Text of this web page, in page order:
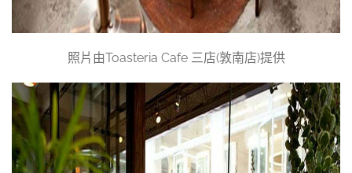
照片由Toasteria Cafe 三店(敦南店)提供